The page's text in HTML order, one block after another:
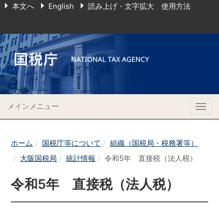
本文へ English 読み上げ・文字拡大 使用方法
メインメニュー
ホーム 国税庁等について
組織（国税局・税務署等）
大阪国税局
統計情報 令和5年 直接税（法人税）
令和5年 直接税（法人税）